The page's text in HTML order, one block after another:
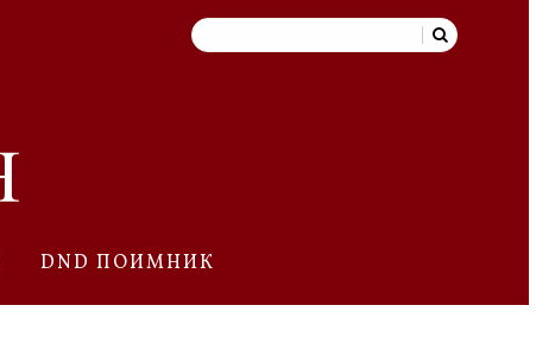
DND ПОИМНИК